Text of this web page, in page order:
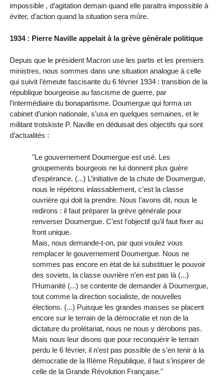
impossible , d’agitation demain quand elle paraitra impossible à
éviter, d’action quand la situation sera mûre.
1934 : Pierre Naville appelait à la grève générale politique
Depuis que le président Macron use les partis et les premiers
ministres, nous sommes dans une situation analogue à celle
qui suivit l’émeute fascisante du 6 février 1934 : transition de la
république bourgeoise au fascisme de guerre, par
l’intermédiaire du bonapartisme. Doumergue qui forma un
cabinet d’union nationale, s’usa en quelques semaines, et le
militant trotskiste P. Naville en déduisait des objectifs qui sont
d’actualités :
"Le gouvernement Doumergue est usé. Les
groupements bourgeois ne lui donnent plus guère
d’espérance. (...) L’initiative de la chute de Doumergue,
nous le répétons inlassablement, c’est la classe
ouvrière qui doit la prendre. Nous l’avons dit, nous le
redirons : il faut préparer la grève générale pour
renverser Doumergue. C’est l’objectif qu’il faut fixer au
front unique.
Mais, nous demande-t-on, par quoi voulez vous
remplacer le gouvernement Doumergue. Nous ne
sommes pas encore en état de lui substituer le pouvoir
des soviets, la classe ouvrière n’en est pas là (...)
l’Humanité (...) se contente de demander à Doumergue,
tout comme la direction socialiste, de nouvelles
élections. (...) Puisque les grandes masses se placent
encore sur le terrain de la démocratie et non de la
dictature du prolétariat, nous ne nous y dérobons pas.
Mais nous leur disons que pour reconquérir le terrain
perdu le 6 février, il n’est pas possible de s’en tenir à la
démocratie de la IIIème République, il faut s’inspirer de
celle de la Grande Révolution Française."